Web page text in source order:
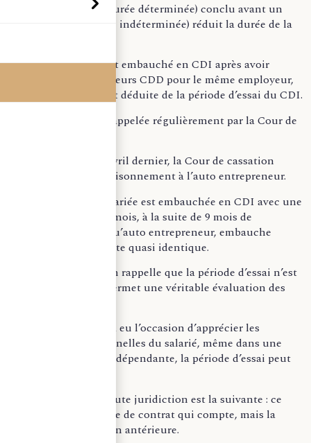
Le CDD (contrat à durée déterminée) conclu avant un
CDI (contrat à durée indéterminée) réduit la durée de la
Lorsqu’un salarié est embauché en CDI après avoir
effectué un ou plusieurs CDD pour le même employeur,
la durée des CDD est déduite de la période d’essai du CDI.
C’est une position rappelée régulièrement par la Cour de
Par un arrêt du 29 avril dernier, la Cour de cassation
applique le même raisonnement à l’auto entrepreneur.
Dans ce cas, une salariée est embauchée en CDI avec une
période d’essai de 2 mois, à la suite de 9 mois de
prestation en tant qu’auto entrepreneur, embauche
effectuée sur un poste quasi identique.
La Cour de cassation rappelle que la période d’essai n’est
valable que si elle permet une véritable évaluation des
Si l’employeur a déjà eu l’occasion d’apprécier les
aptitudes professionnelles du salarié, même dans une
relation de travail indépendante, la période d’essai peut
La position de la Haute juridiction est la suivante : ce
n’est donc pas le type de contrat qui compte, mais la
réalité de l’évaluation antérieure.